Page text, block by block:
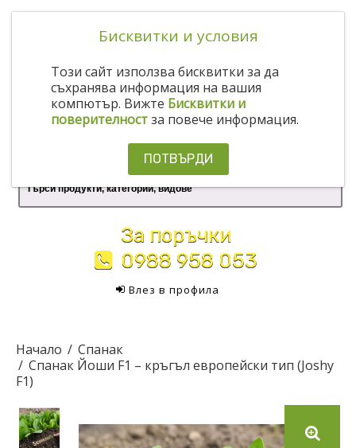
Бисквитки и условия
Този сайт използва бисквитки за да
съхранява информация на вашия
компютър. Вижте Бисквитки и
поверителностза повече информация.
ПОТВЪРДИ
За поръчки
0988 958 053
Влез в профила
Начало
Спанак
Спанак Йоши F1 – кръгъл европейски тип (Joshy
F1)